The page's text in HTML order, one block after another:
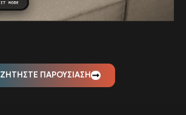
ΖΗΤΗΣΤΕ ΠΑΡΟΥΣΙΑΣΗ